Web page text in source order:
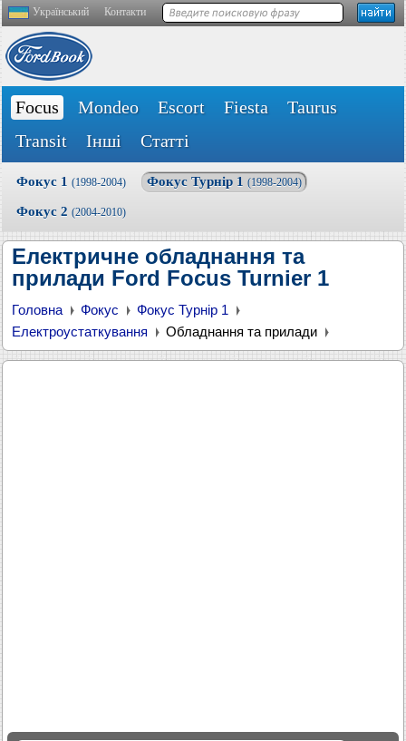
Український Контакти
Focus Mondeo Escort Fiesta
Taurus
Transit
Інші Статті
Фокус 1 (1998-2004) Фокус Турнір 1 (1998-2004)
Фокус 2 (2004-2010)
Електричне обладнання та
прилади Ford Focus Turnier 1
Головна Фокус
Фокус Турнір 1
Електроустаткування
Обладнання та прилади